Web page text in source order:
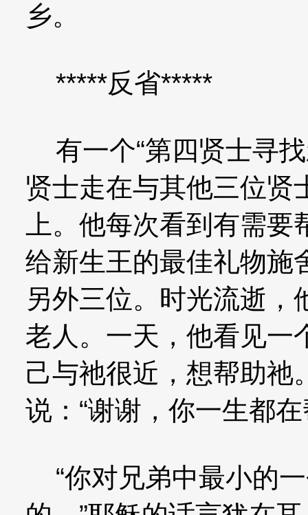
乡。
*****反省*****
有一个“第四贤士寻
贤士走在与其他三位贤
上。他每次看到有需
给新生王的最佳礼物施
另外三位。时光流逝，
老人。一天，他看见一
己与祂很近，想帮助祂
说：“谢谢，你一生都
“你对兄弟中最小的